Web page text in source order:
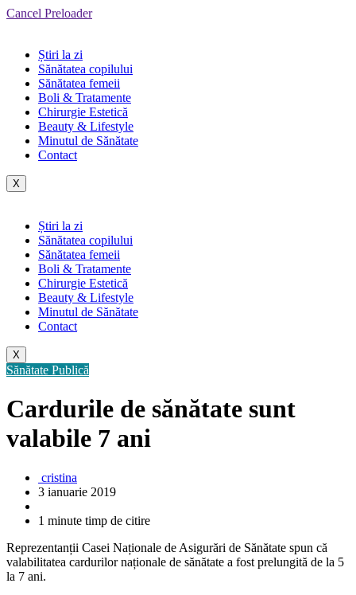
Cancel Preloader
Știri la zi
Sănătatea copilului
Sănătatea femeii
Boli & Tratamente
Chirurgie Estetică
Beauty & Lifestyle
Minutul de Sănătate
Contact
X
Știri la zi
Sănătatea copilului
Sănătatea femeii
Boli & Tratamente
Chirurgie Estetică
Beauty & Lifestyle
Minutul de Sănătate
Contact
X
Sănătate Publică
Cardurile de sănătate sunt
valabile 7 ani
cristina
3 ianuarie 2019
1 minute timp de citire
Reprezentanții Casei Naționale de Asigurări de Sănătate spun că
valabilitatea cardurilor naționale de sănătate a fost prelungită de la 5
la 7 ani.